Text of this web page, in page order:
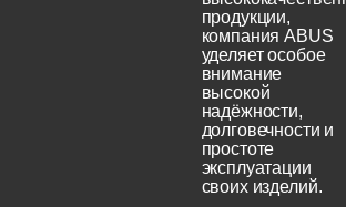
продукции,
компания ABUS
уделяет особое
внимание
высокой
надёжности,
долговечности и
простоте
эксплуатации
своих изделий.